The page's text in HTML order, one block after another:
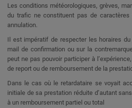
Les conditions météorologiques, grèves,
du trafic ne constituent pas de caractères
annulation.
Il est impératif de respecter les horaires
mail de confirmation ou sur la
peut ne pas pouvoir participer à
de report ou de remboursement de la
Dans le cas où le retardataire se voyait
initiale de sa prestation réduite d’autant
à un remboursement partiel ou total